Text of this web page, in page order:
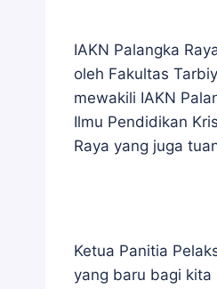
IAKN Palangka
oleh Fakultas
mewakili IAKN
Ilmu Pendidikan
Raya yang juga
Ketua Panitia
yang baru bagi kita